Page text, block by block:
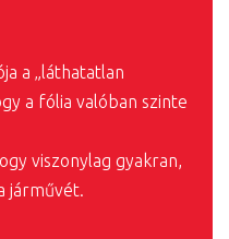
a „láthatatlan
a fólia valóban szinte
viszonylag gyakran,
járművét.